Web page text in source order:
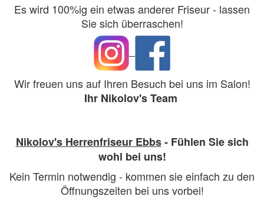
Es wird 100%ig ein etwas anderer Friseur - lassen
Sie sich überraschen!
Wir freuen uns auf Ihren Besuch bei uns im Salon!
Ihr Nikolov's Team
Nikolov's Herrenfriseur Ebbs- Fühlen Sie sich
wohl bei uns!
Kein Termin notwendig - kommen sie einfach zu den
Öffnungszeiten bei uns vorbei!